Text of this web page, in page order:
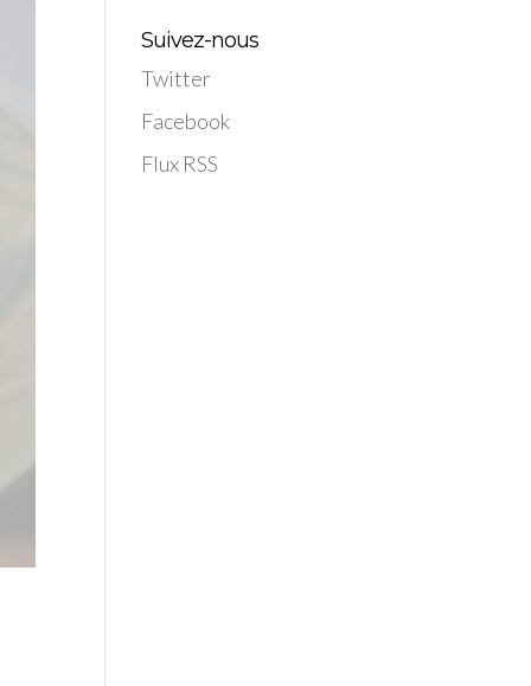
Suivez-nous
Twitter
Facebook
Flux RSS